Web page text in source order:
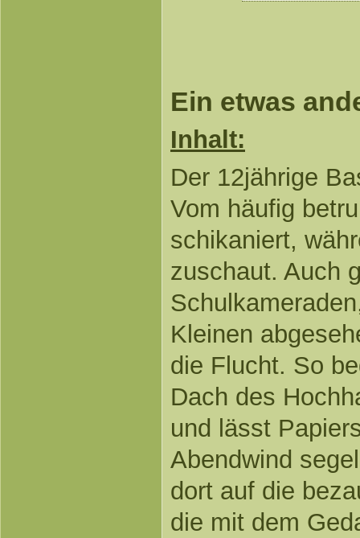
Ein etwas
Inhalt:
Der 12jährige
Vom häufig
schikaniert,
zuschaut. Auch
Kleinen
die Flucht. So
Dach des
und lässt
Abendwind
dort auf die
die mit dem